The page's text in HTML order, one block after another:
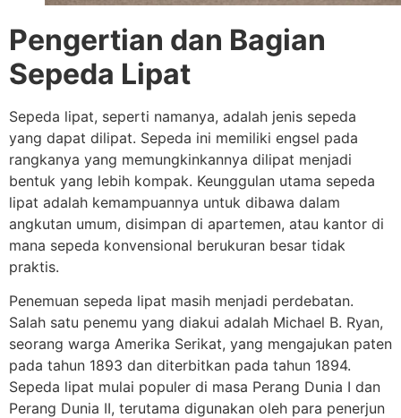
Pengertian dan Bagian
Sepeda Lipat
Sepeda lipat, seperti namanya, adalah jenis sepeda
yang dapat dilipat. Sepeda ini memiliki engsel pada
rangkanya yang memungkinkannya dilipat menjadi
bentuk yang lebih kompak. Keunggulan utama sepeda
lipat adalah kemampuannya untuk dibawa dalam
angkutan umum, disimpan di apartemen, atau kantor di
mana sepeda konvensional berukuran besar tidak
praktis.
Penemuan sepeda lipat masih menjadi perdebatan.
Salah satu penemu yang diakui adalah Michael B. Ryan,
seorang warga Amerika Serikat, yang mengajukan paten
pada tahun 1893 dan diterbitkan pada tahun 1894.
Sepeda lipat mulai populer di masa Perang Dunia I dan
Perang Dunia II, terutama digunakan oleh para penerjun